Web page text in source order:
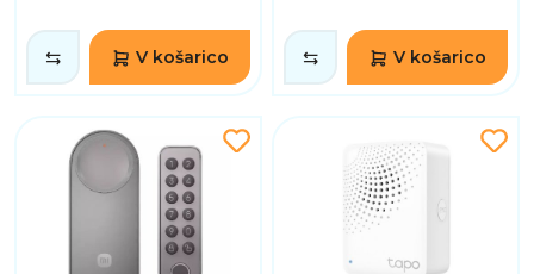
V košarico V košarico